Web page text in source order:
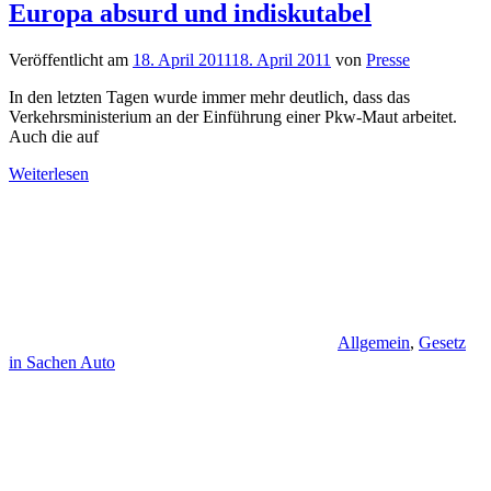
Europa absurd und indiskutabel
Veröffentlicht am 18. April 201118. April 2011 von Presse
In den letzten Tagen wurde immer mehr deutlich, dass das
Verkehrsministerium an der Einführung einer Pkw-Maut arbeitet.
Auch die auf
Weiterlesen
Allgemein, Gesetz
in Sachen Auto